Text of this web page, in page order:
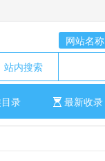
网站名称
站内搜索
录 最新收录